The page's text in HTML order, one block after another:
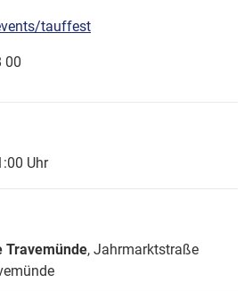
tauffest
00
Uhr
Travemünde, Jahrmarktstraße